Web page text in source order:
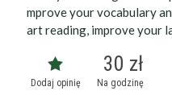
mprove your vocabulary
art reading, improve your
Dodaj opinię
30 zł
Na godzinę